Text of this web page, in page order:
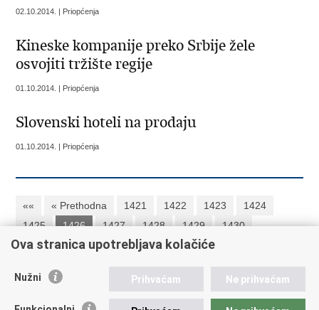
02.10.2014. | Priopćenja
Kineske kompanije preko Srbije žele
osvojiti tržište regije
01.10.2014. | Priopćenja
Slovenski hoteli na prodaju
01.10.2014. | Priopćenja
«« « Prethodna 1421 1422 1423
1424
1425
1426 1427 1428 1429
1430
Sljedeća »
»»
Ova stranica upotrebljava kolačiće
Nužni Prihvaćam Ne prihvaćam